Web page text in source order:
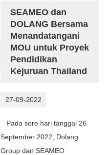
SEAMEO dan
DOLANG Bersama
Menandatangani
MOU untuk Proyek
Pendidikan
Kejuruan Thailand
27-09-2022
Pada sore hari tanggal 26
September 2022, Dolang
Group dan SEAMEO